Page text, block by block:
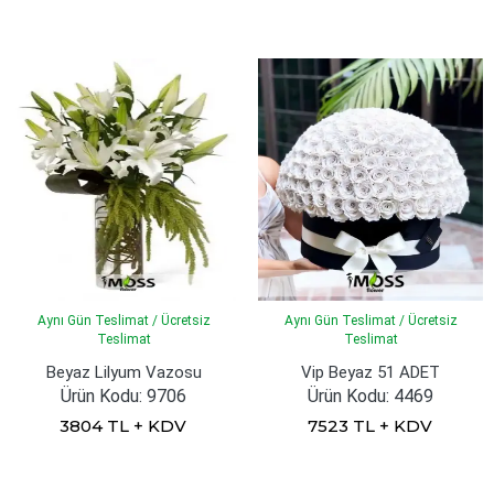
Aynı Gün Teslimat / Ücretsiz
Teslimat
Beyaz Lilyum Vazosu
Ürün Kodu: 9706
3804 TL + KDV
Aynı Gün Teslimat / Ücretsiz
Teslimat
Vip Beyaz 51 ADET
Ürün Kodu: 4469
7523 TL + KDV